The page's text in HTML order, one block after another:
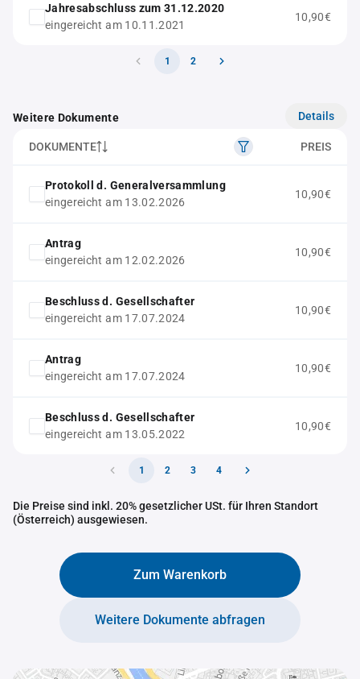
Jahresabschluss zum 31.12.2020
eingereicht am 10.11.2021
10,90€
1 2
Weitere Dokumente Details
DOKUMENTE PREIS
Protokoll d. Generalversammlung
eingereicht am 13.02.2026
10,90€
Antrag
eingereicht am 12.02.2026
10,90€
Beschluss d. Gesellschafter
eingereicht am 17.07.2024
10,90€
Antrag
eingereicht am 17.07.2024
10,90€
Beschluss d. Gesellschafter
eingereicht am 13.05.2022
10,90€
1 2 3 4
Die Preise sind inkl. 20% gesetzlicher USt. für Ihren Standort
(Österreich) ausgewiesen.
Zum Warenkorb
Weitere Dokumente abfragen